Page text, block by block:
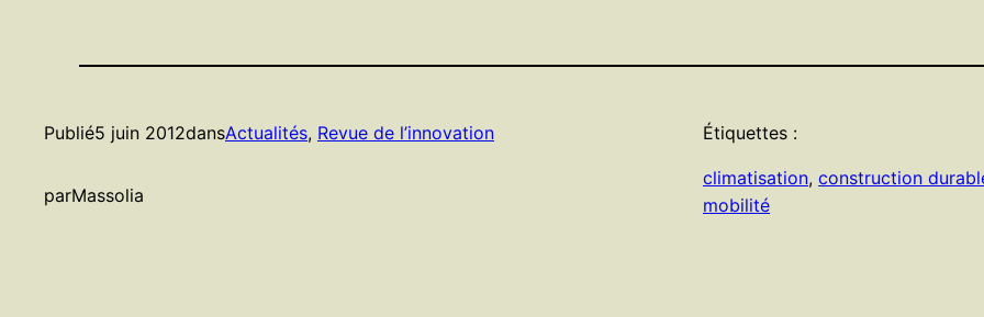
Publié5 juin 2012dansActualités, Revue de l’innovation
parMassolia
Étiquettes :
climatisation, construction
mobilité